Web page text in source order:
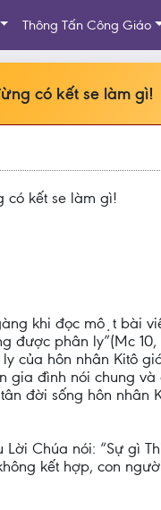
Thông Tấn Công Giáo
có kết se làm gì!
có kết se làm gì!
khi đọc một bài
được phân ly”(Mc
của hôn nhân Kitô
gia đình nói chung
đời sống hôn
Chúa nói: “Sự gì
kết hợp, con